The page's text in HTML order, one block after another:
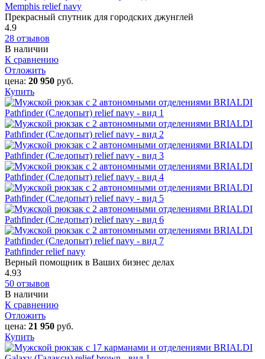
Memphis relief navy
Прекрасный спутник для городских джунглей
4.9
28 отзывов
В наличии
К сравнению
Отложить
цена: 20 950 руб.
Купить
Pathfinder relief navy
Верный помощник в Ваших бизнес делах
4.93
50 отзывов
В наличии
К сравнению
Отложить
цена: 21 950 руб.
Купить